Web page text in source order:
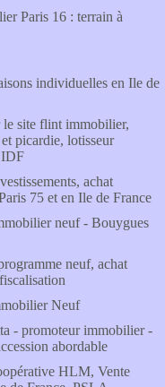
Paris 16 : terrain à
individuelles en Ile de
le site flint immobilier,
picardie, lotisseur
IDF
achat
75 et en Ile de France
neuf - Bouygues
neuf, achat
Neuf
- promoteur immobilier -
abordable
HLM, Vente